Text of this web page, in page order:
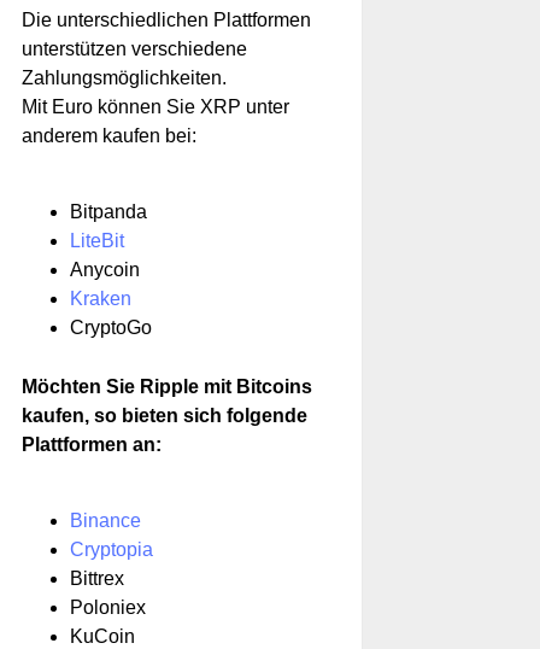
Die unterschiedlichen Plattformen
unterstützen verschiedene
Zahlungsmöglichkeiten.
Mit Euro können Sie XRP unter
anderem kaufen bei:
Bitpanda
LiteBit
Anycoin
Kraken
CryptoGo
Möchten Sie Ripple mit Bitcoins
kaufen, so bieten sich folgende
Plattformen an:
Binance
Cryptopia
Bittrex
Poloniex
KuCoin